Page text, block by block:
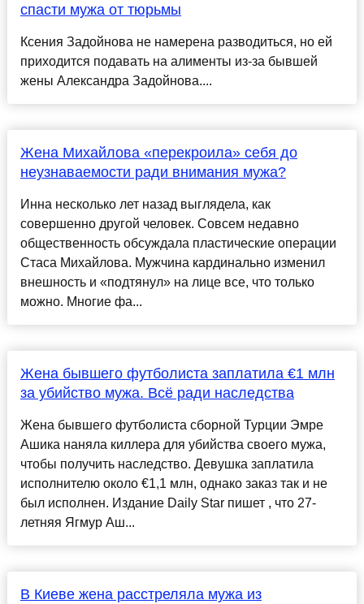
спасти мужа от тюрьмы
Ксения Задойнова не намерена разводиться, но ей
приходится подавать на алименты из-за бывшей
жены Александра Задойнова....
Жена Михайлова «перекроила» себя до
неузнаваемости ради внимания мужа?
Инна несколько лет назад выглядела, как
совершенно другой человек. Совсем недавно
общественность обсуждала пластические операции
Стаса Михайлова. Мужчина кардинально изменил
внешность и «подтянул» на лице все, что только
можно. Многие фа...
Жена бывшего футболиста заплатила €1 млн
за убийство мужа. Всё ради наследства
Жена бывшего футболиста сборной Турции Эмре
Ашика наняла киллера для убийства своего мужа,
чтобы получить наследство. Девушка заплатила
исполнителю около €1,1 млн, однако заказ так и не
был исполнен. Издание Daily Star пишет , что 27-
летняя Ягмур Аш...
В Киеве жена расстреляла мужа из